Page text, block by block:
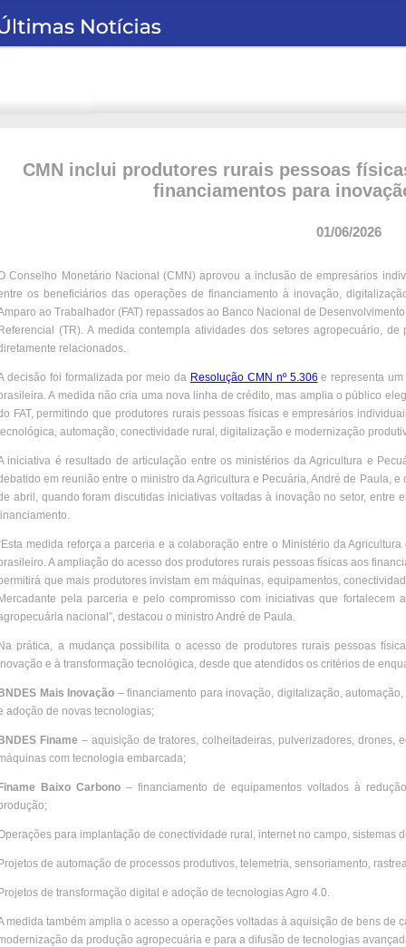
CMN inclui produtores rurais pessoas
financiamentos para
01/06/2026
Conselho Monetário Nacional (CMN) aprovou a inclusão de empresários
os beneficiários das operações de financiamento à inovação,
ao Trabalhador (FAT) repassados ao Banco Nacional de
(TR). A medida contempla atividades dos setores agropecuário,
relacionados.
decisão foi formalizada por meio da Resolução CMN nº 5.306 e representa
A medida não cria uma nova linha de crédito, mas amplia o público
FAT, permitindo que produtores rurais pessoas físicas e empresários
automação, conectividade rural, digitalização e modernização
iniciativa é resultado de articulação entre os ministérios da Agricultura e
em reunião entre o ministro da Agricultura e Pecuária, André de Paula,
abril, quando foram discutidas iniciativas voltadas à inovação no setor, entre
medida reforça a parceria e a colaboração entre o Ministério da
A ampliação do acesso dos produtores rurais pessoas físicas aos
que mais produtores invistam em máquinas, equipamentos,
pela parceria e pelo compromisso com iniciativas que fortalecem
nacional”, destacou o ministro André de Paula.
prática, a mudança possibilita o acesso de produtores rurais pessoas
e à transformação tecnológica, desde que atendidos os critérios de
Mais Inovação – financiamento para inovação, digitalização,
adoção de novas tecnologias;
Finame – aquisição de tratores, colheitadeiras, pulverizadores, drones,
com tecnologia embarcada;
Baixo Carbono – financiamento de equipamentos voltados à
para implantação de conectividade rural, internet no campo, sistemas
de automação de processos produtivos, telemetria, sensoriamento,
de transformação digital e adoção de tecnologias Agro 4.0.
medida também amplia o acesso a operações voltadas à aquisição de bens
da produção agropecuária e para a difusão de tecnologias